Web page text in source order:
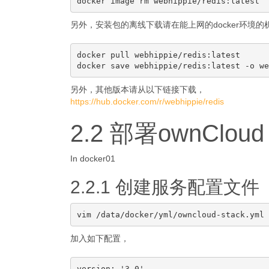
另外，安装包的离线下载请在能上网的docker环境的
docker pull webhippie/redis:latest
另外，其他版本请从以下链接下载，
https://hub.docker.com/r/webhippie/redis
2.2 部署ownCloud
In docker01
2.2.1 创建服务配置文件
加入如下配置，